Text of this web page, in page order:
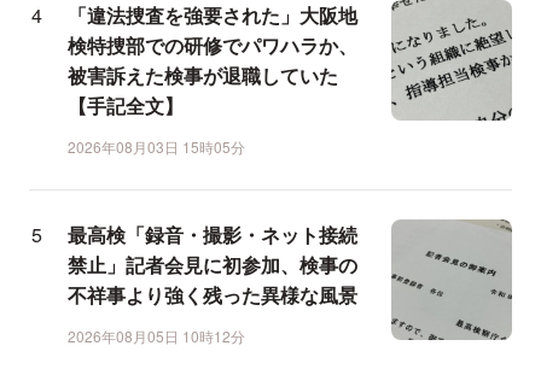
「違法捜査を強要された」大阪地
検特捜部での研修でパワハラか、
被害訴えた検事が退職していた
【手記全文】
2026年08月03日 15時05分
最高検「録音・撮影・ネット接続
禁止」記者会見に初参加、検事の
不祥事より強く残った異様な風景
2026年08月05日 10時12分